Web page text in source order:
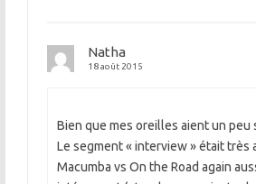
Natha
18 août 2015
Bien que mes oreilles aient un peu
Le segment « interview » était très
Macumba vs On the Road again